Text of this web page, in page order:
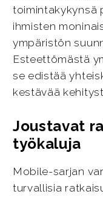
toimintakykynsä
ihmisten
ympäristön
Esteettömästä
se edistää
kestävää
Joustavat
työkaluja
Mobile-sarjan
turvallisia